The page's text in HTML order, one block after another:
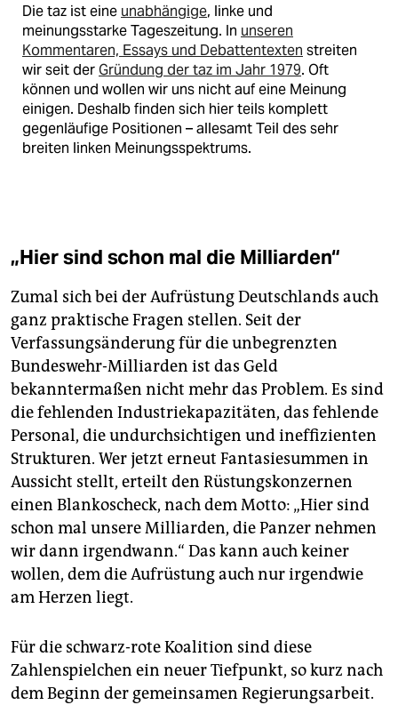
Die taz ist eine unabhängige, linke und
meinungsstarke Tageszeitung. In unseren
Kommentaren, Essays und Debattentexten streiten
wir seit derGründung der taz im Jahr 1979. Oft
können und wollen wir uns nicht auf eine Meinung
einigen. Deshalb finden sich hier teils komplett
gegenläufige Positionen – allesamt Teil des sehr
breiten linken Meinungsspektrums.
„Hier sind schon mal die Milliarden“
Zumal sich bei der Aufrüstung Deutschlands auch
ganz praktische Fragen stellen. Seit der
Verfassungsänderung für die unbegrenzten
Bundeswehr-Milliarden ist das Geld
bekanntermaßen nicht mehr das Problem. Es sind
die fehlenden Industriekapazitäten, das fehlende
Personal, die undurchsichtigen und ineffizienten
Strukturen. Wer jetzt erneut Fantasiesummen in
Aussicht stellt, erteilt den Rüstungskonzernen
einen Blankoscheck, nach dem Motto: „Hier sind
schon mal unsere Milliarden, die Panzer nehmen
wir dann irgendwann.“ Das kann auch keiner
wollen, dem die Aufrüstung auch nur irgendwie
am Herzen liegt.
Für die schwarz-rote Koalition sind diese
Zahlenspielchen ein neuer Tiefpunkt, so kurz nach
dem Beginn der gemeinsamen Regierungsarbeit.